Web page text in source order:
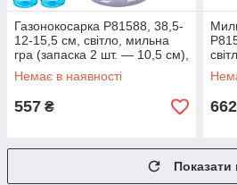
Газонокосарка P81588, 38,5-
12-15,5 см, світло, мильна
гра (запаска 2 шт. — 10,5 см),
на батарейках
Немає в наявності
557 ₴
на
662
Показати